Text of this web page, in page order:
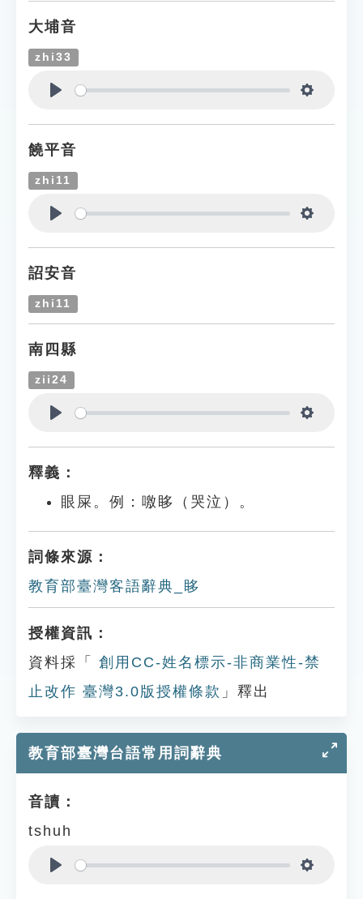
大埔音
zhi33
饒平音
zhi11
詔安音
zhi11
南四縣
zii24
釋義：
眼屎。例：噭眵（哭泣）。
詞條來源：
教育部臺灣客語辭典_眵
授權資訊：
資料採「
創用CC-姓名標示-非商業性-禁
止改作 臺灣3.0版授權條款 」釋出
教育部臺灣台語常用詞辭典
音讀：
tshuh